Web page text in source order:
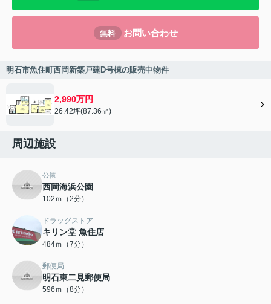
無料 お問い合わせ
明石市魚住町西岡新築戸建D号棟の販売中物件
2,990万円
26.42坪(87.36㎡)
周辺施設
公園
西岡海浜公園
102ｍ（2分）
ドラッグストア
キリン堂 魚住店
484ｍ（7分）
郵便局
明石東二見郵便局
596ｍ（8分）